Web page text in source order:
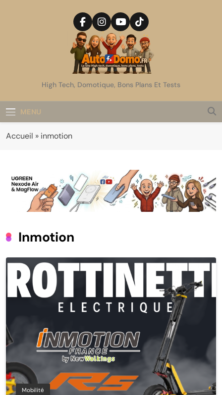
AutoDomo
High Tech, Domotique, Bons Plans Et Tests
MENU
Accueil » inmotion
Inmotion
Mobilité